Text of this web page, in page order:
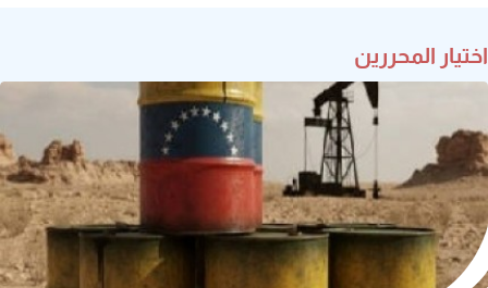
اختيار المحررين